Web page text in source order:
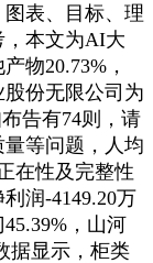
表、目标、理
，本文为AI大
物20.73%，
份无限公司为
告有74则，请
等问题，人均
在性及完整性
润-4149.20万
，山河
据显示，柜类